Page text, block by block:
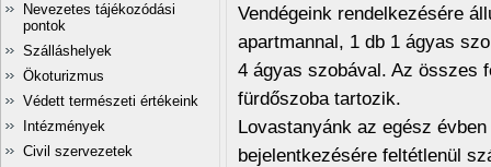
Nevezetes tájékozódási
pontok
Szálláshelyek
Ökoturizmus
Védett természeti értékeink
Intézmények
Civil szervezetek
Vendégeink rendelkezésére
apartmannal, 1 db 1 ágyas
4 ágyas szobával. Az összes
fürdőszoba tartozik.
Lovastanyánk az egész
bejelentkezésére feltétlenül